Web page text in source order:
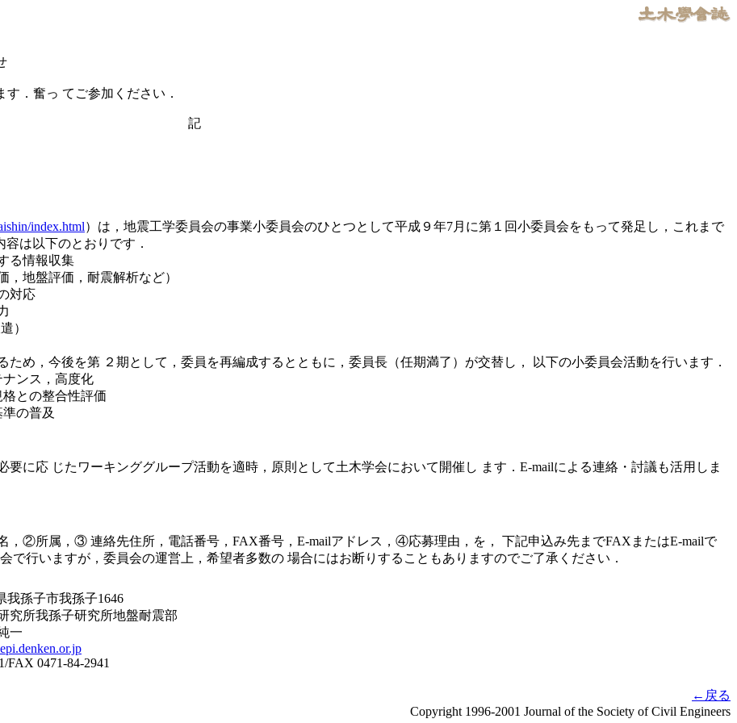
．奮っ てご参加ください．
記
index.html）は，地震工学委員会の事業小委員会のひとつとして平成９年7月に第１回小委員会をもって発足し，これまで
は以下のとおりです．
る情報収集
，地盤評価，耐震解析など）
対応
）
ため，今後を第 ２期として，委員を再編成するとともに，委員長（任期満了）が交替し， 以下の小委員会活動を行います．
ナンス，高度化
との整合性評価
の普及
要に応 じたワーキンググループ活動を適時，原則として土木学会において開催し ます．E-mailによる連絡・討議も活用しま
②所属，③ 連絡先住所，電話番号，FAX番号，E-mailアドレス，④応募理由，を， 下記申込み先までFAXまたはE-mailで
で行いますが，委員会の運営上，希望者多数の 場合にはお断りすることもありますのでご了承ください．
我孫子市我孫子1646
究所我孫子研究所地盤耐震部
一
FAX 0471-84-2941
←戻る
Copyright 1996-2001 Journal of the Society of Civil Engineers